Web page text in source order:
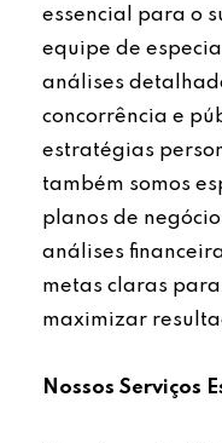
essencial para o
equipe de
análises
concorrência e
estratégias
também somos
planos de
análises
metas claras
maximizar
Nossos Serviços